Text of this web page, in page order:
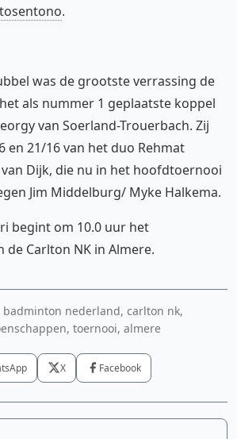
.
was de grootste verrassing de
als nummer 1 geplaatste koppel
van Soerland-Trouerbach. Zij
en 21/16 van het duo Rehmat
Dijk, die nu in het hoofdtoernooi
Jim Middelburg/ Myke Halkema.
begint om 10.0 uur het
Carlton NK in Almere.
badminton nederland, carlton nk,
toernooi, almere
X Facebook